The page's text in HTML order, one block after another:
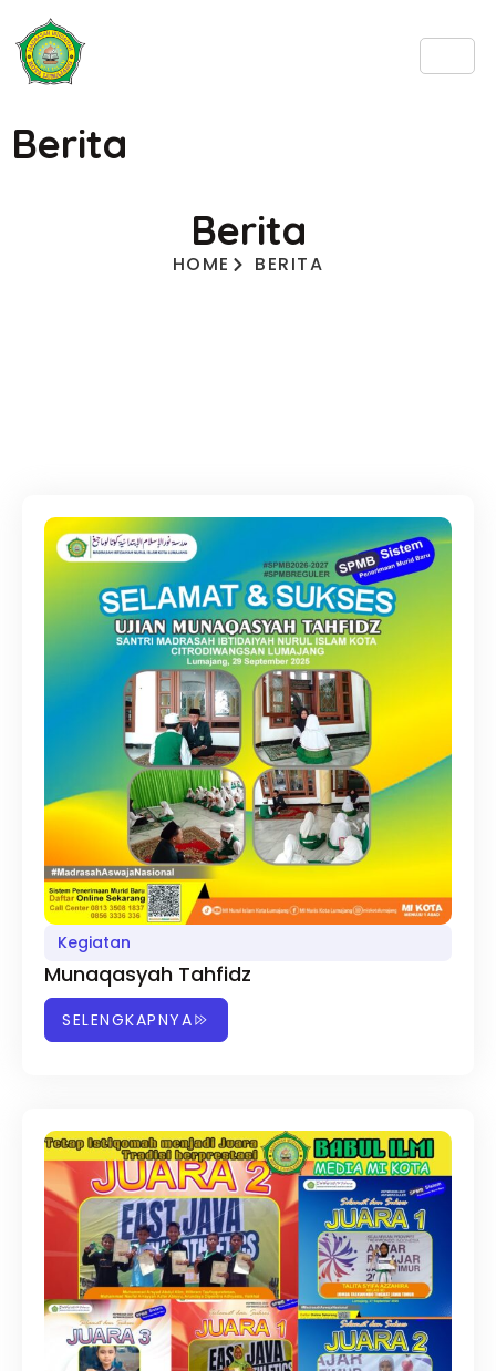
Berita
Berita
HOME BERITA
Kegiatan
Munaqasyah Tahfidz
SELENGKAPNYA